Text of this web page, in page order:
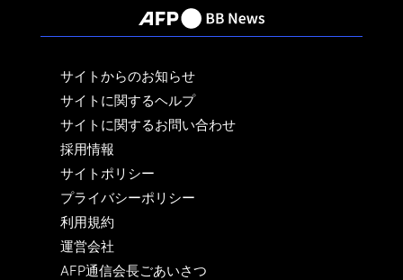
サイトからのお知らせ
サイトに関するヘルプ
サイトに関するお問い合わせ
採用情報
サイトポリシー
プライバシーポリシー
利用規約
運営会社
AFP通信会長ごあいさつ